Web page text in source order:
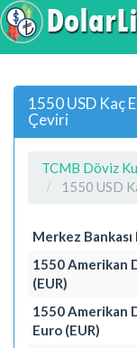
1550 USD Kaç
Çeviri
TCMB Döviz
1550 USD
Merkez
1550 Amerikan
(EUR)
1550 Amerikan
Euro (EUR)